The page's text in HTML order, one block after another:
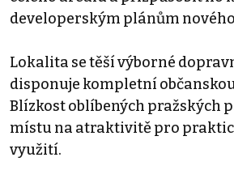
developerským plánům
Lokalita se těší výborné
disponuje kompletní
Blízkost oblíbených pražských
místu na atraktivitě pro
využití.